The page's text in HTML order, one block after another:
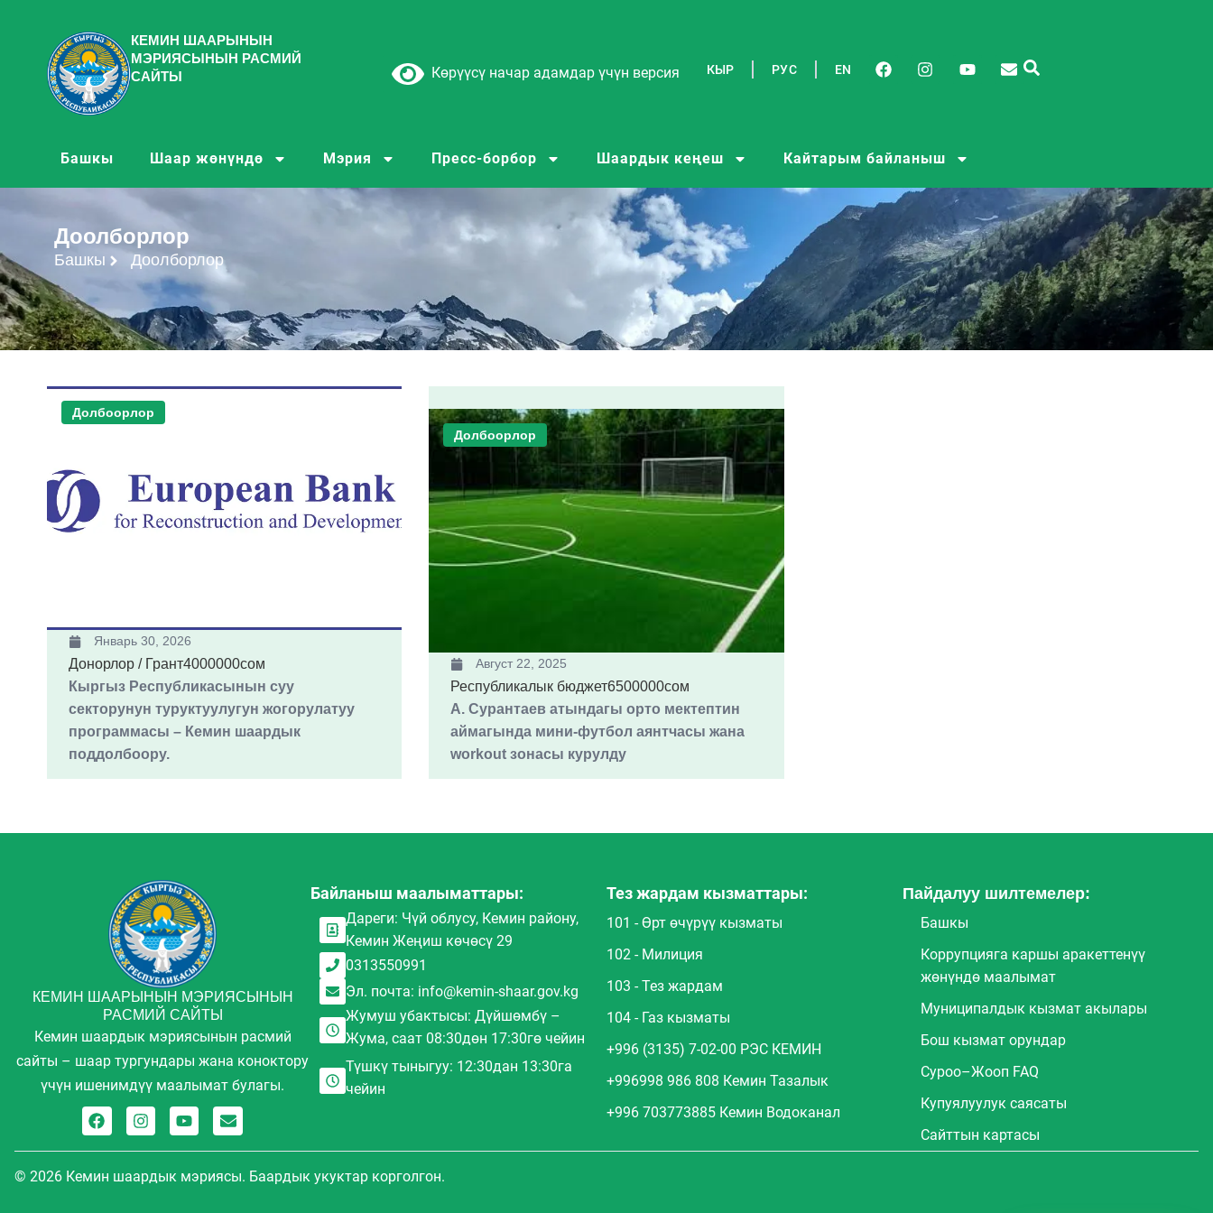
КЕМИН ШААРЫНЫН
МЭРИЯСЫНЫН РАСМИЙ
САЙТЫ
Көрүүсү начар адамдар үчүн версия КЫР РУС EN
Башкы Шаар жөнүндө Мэрия Пресс-борбор Шаардык кеңеш Кайтарым байланыш
Доолборлор
Башкы Доолборлор
Долбоорлор
Январь 30, 2026
Донорлор / Грант4000000сом
Кыргыз Республикасынын суу
секторунун туруктуулугун жогорулатуу
программасы – Кемин шаардык
поддолбоору.
Долбоорлор
Август 22, 2025
Республикалык бюджет6500000сом
А. Сурантаев атындагы орто мектептин
аймагында мини-футбол аянтчасы жана
workout зонасы курулду
КЕМИН ШААРЫНЫН МЭРИЯСЫНЫН
РАСМИЙ САЙТЫ
Кемин шаардык мэриясынын расмий
сайты – шаар тургундары жана коноктору
үчүн ишенимдүү маалымат булагы.
Байланыш маалыматтары:
Дареги: Чүй облусу, Кемин району,
Кемин Жеңиш көчөсү 29
0313550991
Эл. почта: info@kemin-shaar.gov.kg
Жумуш убактысы: Дүйшөмбү –
Жума, саат 08:30дөн 17:30гө чейин
Түшкү тыныгуу: 12:30дан 13:30га
чейин
Тез жардам кызматтары:
101 - Өрт өчүрүү кызматы
102 - Милиция
103 - Тез жардам
104 - Газ кызматы
+996 (3135) 7-02-00 РЭС КЕМИН
+996998 986 808 Кемин Тазалык
+996 703773885 Кемин Водоканал
Пайдалуу шилтемелер:
Башкы
Коррупцияга каршы аракеттенүү
жөнүндө маалымат
Муниципалдык кызмат акылары
Бош кызмат орундар
Суроо–Жооп FAQ
Купуялуулук саясаты
Сайттын картасы
© 2026 Кемин шаардык мэриясы. Баардык укуктар корголгон.